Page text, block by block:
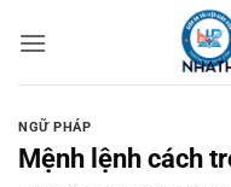
qua
NGỮ PHÁP
Mệnh lệnh cách